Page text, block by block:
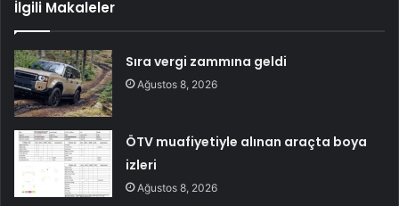
İlgili Makaleler
Sıra vergi zammına geldi
Ağustos 8, 2026
ÖTV muafiyetiyle alınan araçta boya
izleri
Ağustos 8, 2026